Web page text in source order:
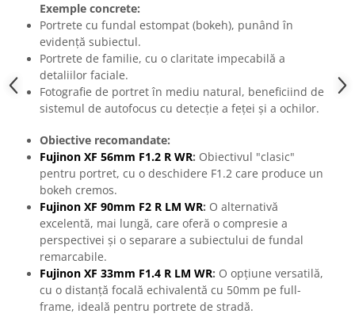
Exemple concrete:
Portrete cu fundal estompat (bokeh), punând în
evidență subiectul.
Portrete de familie, cu o claritate impecabilă a
detaliilor faciale.
Fotografie de portret în mediu natural, beneficiind de
sistemul de autofocus cu detecție a feței și a ochilor.
Obiective recomandate:
Fujinon XF 56mm F1.2 R WR: Obiectivul "clasic"
pentru portret, cu o deschidere F1.2 care produce un
bokeh cremos.
Fujinon XF 90mm F2 R LM WR: O alternativă
excelentă, mai lungă, care oferă o compresie a
perspectivei și o separare a subiectului de fundal
remarcabile.
Fujinon XF 33mm F1.4 R LM WR: O opțiune versatilă,
cu o distanță focală echivalentă cu 50mm pe full-
frame, ideală pentru portrete de stradă.